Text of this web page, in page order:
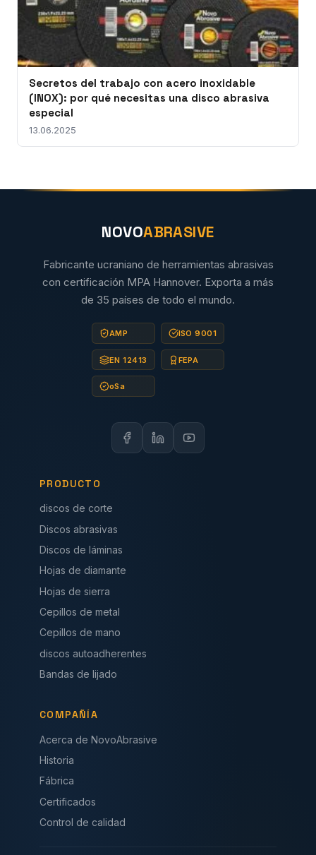
Secretos del trabajo con acero inoxidable
(INOX): por qué necesitas una disco abrasiva
especial
13.06.2025
NOVOABRASIVE
Fabricante ucraniano de herramientas abrasivas
con certificación MPA Hannover. Exporta a más
de 35 países de todo el mundo.
AMP ISO 9001
EN 12413 FEPA
oSa
PRODUCTO
discos de corte
Discos abrasivas
Discos de láminas
Hojas de diamante
Hojas de sierra
Cepillos de metal
Cepillos de mano
discos autoadherentes
Bandas de lijado
COMPAÑÍA
Acerca de NovoAbrasive
Historia
Fábrica
Certificados
Control de calidad